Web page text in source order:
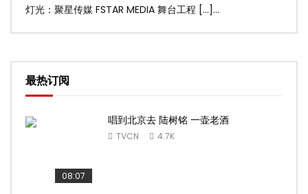
灯光：聚星传媒 FSTAR MEDIA 舞台工程 […]...
最热订阅
08:07
唱到北京去 陆树铭 一壶老酒
TVCN 4.7K